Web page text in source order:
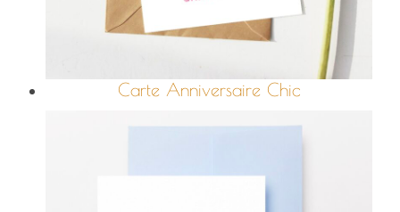
Carte Anniversaire Chic